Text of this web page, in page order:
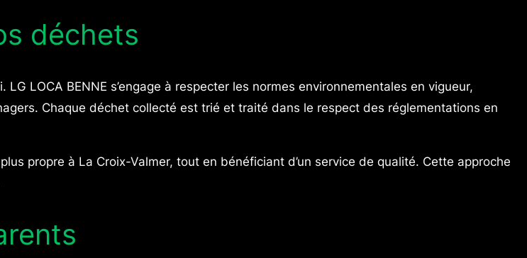
déchets
LOCA BENNE s’engage à respecter les normes environnementales en vigueur,
Chaque déchet collecté est trié et traité dans le respect des réglementations en
propre à La Croix-Valmer, tout en bénéficiant d’un service de qualité. Cette approche